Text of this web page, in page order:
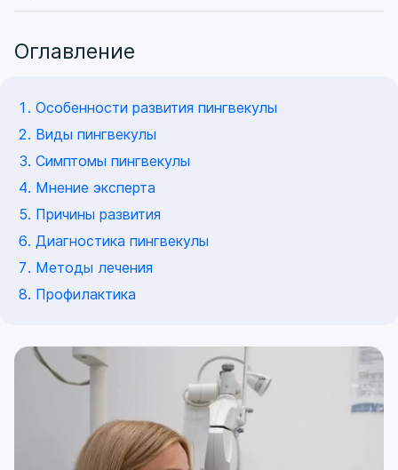
Оглавление
Особенности развития пингвекулы
Виды пингвекулы
Симптомы пингвекулы
Мнение эксперта
Причины развития
Диагностика пингвекулы
Методы лечения
Профилактика